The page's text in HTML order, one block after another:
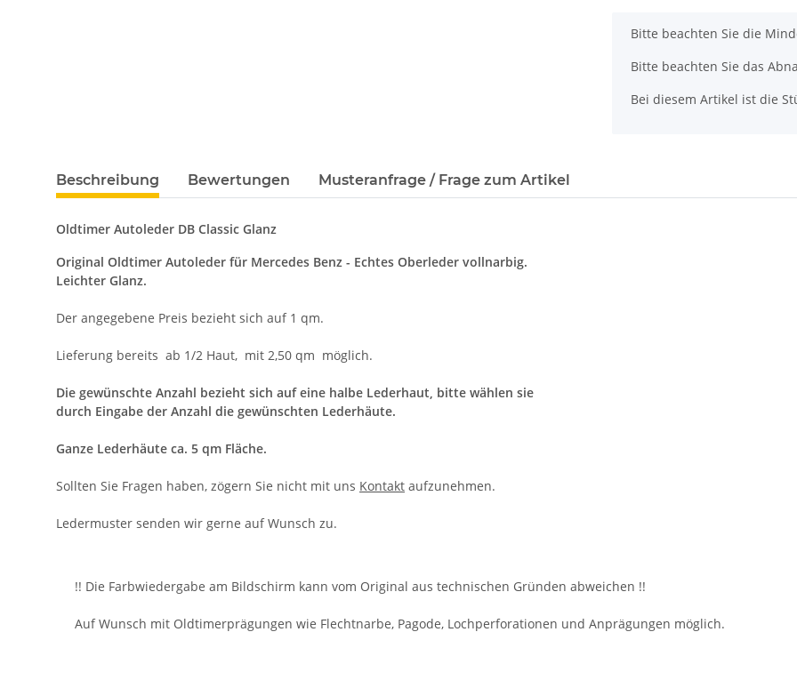
x
Bitte beachten Sie die
Bitte beachten Sie das
Bei diesem Artikel ist die
Beschreibung Bewertungen Musteranfrage / Frage zum Artikel
Oldtimer Autoleder DB Classic Glanz
Original Oldtimer Autoleder für Mercedes Benz - Echtes Oberleder vollnarbig.
Leichter Glanz.
Der angegebene Preis bezieht sich auf 1 qm.
Lieferung bereits ab 1/2 Haut, mit 2,50 qm möglich.
Die gewünschte Anzahl bezieht sich auf eine halbe Lederhaut, bitte wählen sie
durch Eingabe der Anzahl die gewünschten Lederhäute.
Ganze Lederhäute ca. 5 qm Fläche.
Sollten Sie Fragen haben, zögern Sie nicht mit uns Kontakt aufzunehmen.
Ledermuster senden wir gerne auf Wunsch zu.
!! Die Farbwiedergabe am Bildschirm kann vom Original aus technischen Gründen abweichen !!
Auf Wunsch mit Oldtimerprägungen wie Flechtnarbe, Pagode, Lochperforationen und Anprägungen möglich.